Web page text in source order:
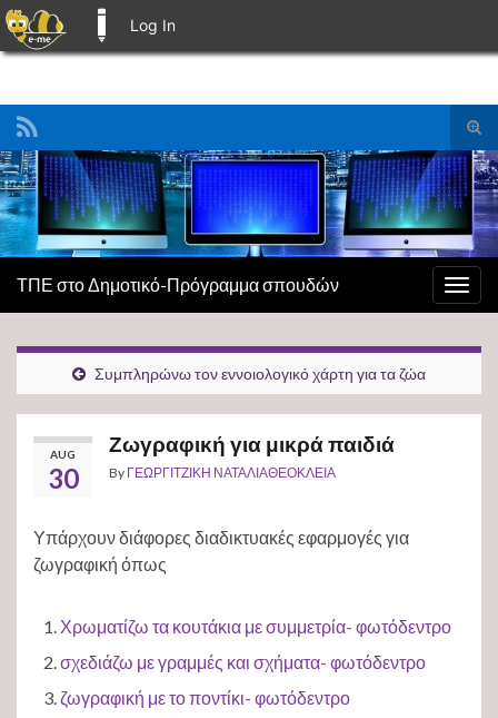
Log In
Search for:
ΤΠΕ στο Δημοτικό-Πρόγραμμα σπουδών
Συμπληρώνω τον εννοιολογικό χάρτη για τα ζώα
AUG
30
Ζωγραφική για μικρά παιδιά
By ΓΕΩΡΓΙΤΖΙΚΗ ΝΑΤΑΛΙΑΘΕΟΚΛΕΙΑ
Υπάρχουν διάφορες διαδικτυακές εφαρμογές για
ζωγραφική όπως
Χρωματίζω τα κουτάκια με συμμετρία- φωτόδεντρο
σχεδιάζω με γραμμές και σχήματα- φωτόδεντρο
ζωγραφική με το ποντίκι- φωτόδεντρο